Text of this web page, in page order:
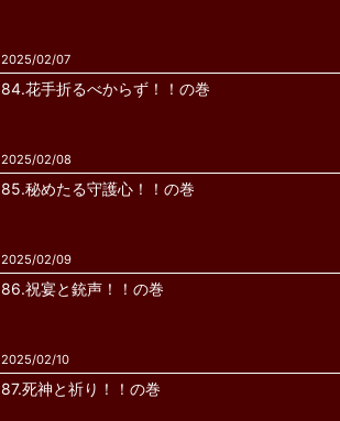
2025/02/07
84.花手折るべからず！！の巻
2025/02/08
85.秘めたる守護心！！の巻
2025/02/09
86.祝宴と銃声！！の巻
2025/02/10
87.死神と祈り！！の巻